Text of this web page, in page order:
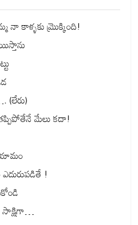
నా కాళ్ళకు మ్రొక్కింది!
(లేరు)
మేలు కదా!
ఎదురుపడితే !
సాక్షిగా…